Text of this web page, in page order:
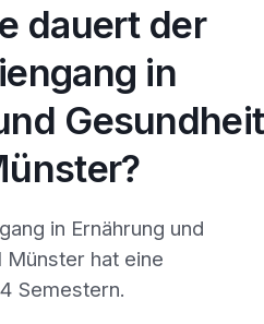
dauert der
in
Gesundheit
in Ernährung und
Münster hat eine
Semestern.